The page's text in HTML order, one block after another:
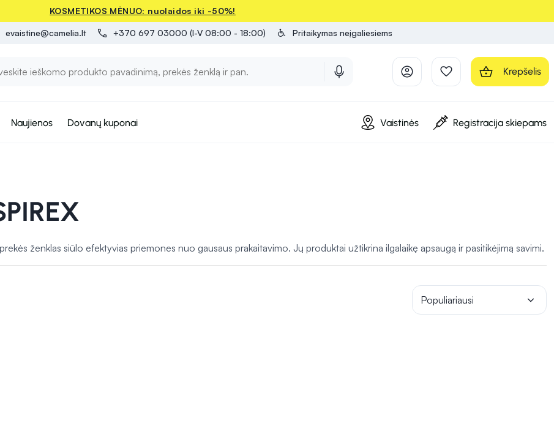
KOSMETIKOS MĖNUO: nuolaidos iki -50%!
evaistine@camelia.lt +370 697 03000 (I-V 08:00 - 18:00) Pritaikymas neįgaliesiems
Krepšelis
Naujienos Dovanų kuponai Vaistinės Registracija skiepams
ženklas siūlo efektyvias priemones nuo gausaus prakaitavimo. Jų produktai užtikrina ilgalaikę apsaugą ir pasitikėjimą savimi.
Populiariausi